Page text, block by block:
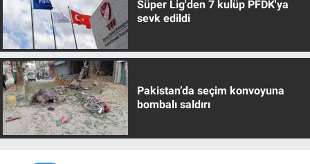
Süper Lig'den 7 kulüp PFDK'ya
sevk edildi
Pakistan’da seçim konvoyuna
bombalı saldırı